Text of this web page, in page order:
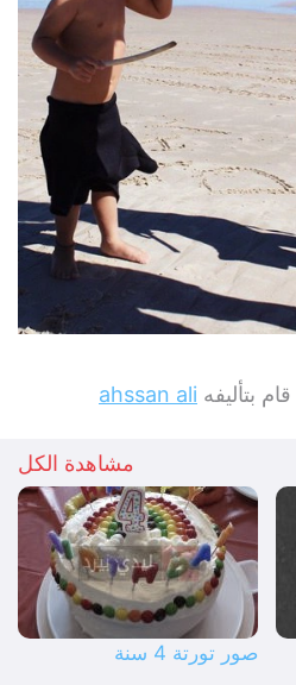
قام بتأليفه ahssan ali
مشاهدة الكل
صور تورتة 4 سنة